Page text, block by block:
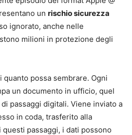
un rischio sicurezza
ignorato, anche nelle
milioni in protezione degli
quanto possa sembrare. Ogni
un documento in ufficio, quel
passaggi digitali. Viene inviato a
in coda, trasferito alla
passaggi, i dati possono